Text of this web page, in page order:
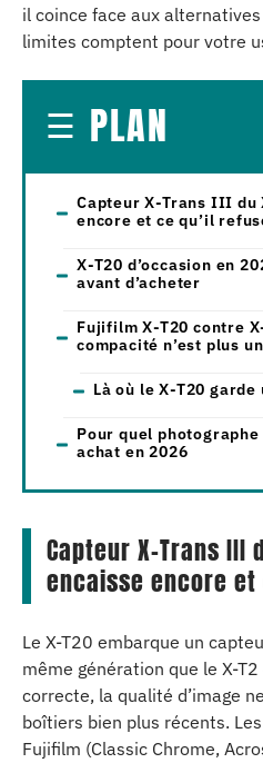
il coince face aux
limites comptent pour votre
PLAN
Capteur X-Trans III du
encore et ce qu’il
X-T20 d’occasion en
avant d’acheter
Fujifilm X-T20 contre
compacité n’est plus
Là où le X-T20 garde
Pour quel
achat en 2026
Capteur X-Trans III
encaisse encore et
Le X-T20 embarque un
même génération que le X-
correcte, la qualité d’image
boîtiers bien plus récents.
Fujifilm (Classic Chrome,